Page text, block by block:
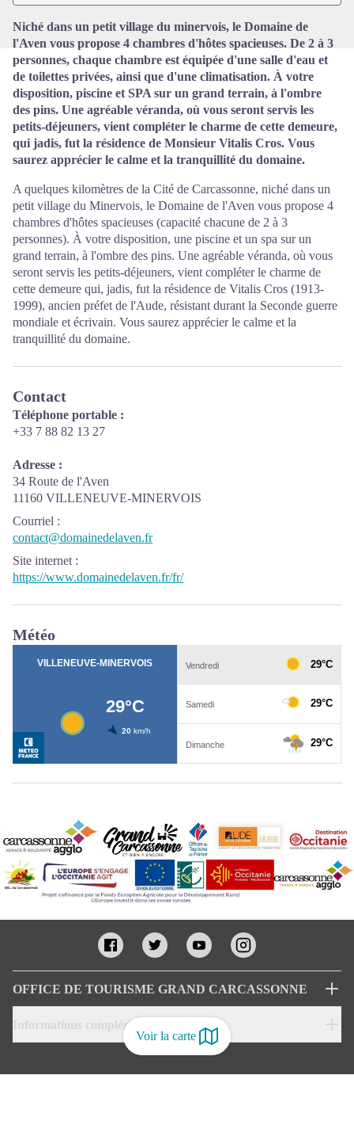
Voir la carte
Niché dans un petit village du minervois, le Domaine de
l'Aven vous propose 4 chambres d'hôtes spacieuses. De 2 à 3
personnes, chaque chambre est équipée d'une salle d'eau et
de toilettes privées, ainsi que d'une climatisation. À votre
disposition, piscine et SPA sur un grand terrain, à l'ombre
des pins. Une agréable véranda, où vous seront servis les
petits-déjeuners, vient compléter le charme de cette demeure,
qui jadis, fut la résidence de Monsieur Vitalis Cros. Vous
saurez apprécier le calme et la tranquillité du domaine.
A quelques kilomètres de la Cité de Carcassonne, niché dans un
petit village du Minervois, le Domaine de l'Aven vous propose 4
chambres d'hôtes spacieuses (capacité chacune de 2 à 3
personnes). À votre disposition, une piscine et un spa sur un
grand terrain, à l'ombre des pins. Une agréable véranda, où vous
seront servis les petits-déjeuners, vient compléter le charme de
cette demeure qui, jadis, fut la résidence de Vitalis Cros (1913-
1999), ancien préfet de l'Aude, résistant durant la Seconde guerre
mondiale et écrivain. Vous saurez apprécier le calme et la
tranquillité du domaine.
Contact
Téléphone portable :
+33 7 88 82 13 27
Adresse :
34 Route de l'Aven
11160 VILLENEUVE-MINERVOIS
Courriel :
contact@domainedelaven.fr
Site internet :
https://www.domainedelaven.fr/fr/
Météo
OFFICE DE TOURISME GRAND CARCASSONNE
Informations complémentaires